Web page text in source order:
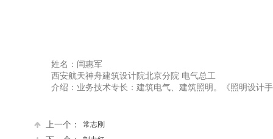
姓名：闫惠军
西安航天神舟建筑设计院北京分院 电气总工
介绍：业务技术专长：建筑电气、建筑照明。《照明设计手
上一个： 常志刚